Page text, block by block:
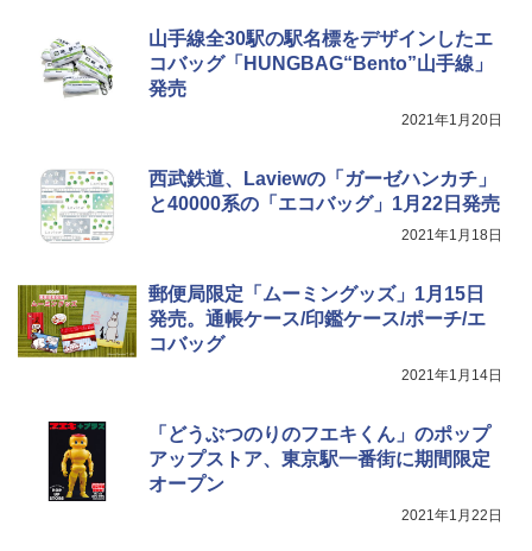
￥2,277
新しい日本地理 地図・統計・移動から読み
[キャンパーズコレクション 山善] 傘みたいに
広げるだけ パッとサッとテント ブラックコ
ーティング フルクローズ メッシュ 3-4人用
簡単設置 ポップアップテント エクルベージ
[キャンパーズコレクション 山善] 傘みたいに
広げるだけ パッとサッとテント キューブワ
ッシュ 4人用 簡単設置 ポップアップテント P
ATCW-150B エクルベージュ
￥-
ポインターライト 強力 小型 緑色/赤色/青紫色
USB充電式 高精度 超長距離照射 長時間使用
可能 安全ロック付き 高安全性 金属製耐久 コ
￥1,180
ゴムボート 空気入れ 空気抜き 自動停止 過熱
保護 日光可読lcd 7種類ノズル付き
￥7,884
山手線全30駅の駅名標をデザインしたエ
コバッグ「HUNGBAG“Bento”山手線」
発売
2021年1月20日
西武鉄道、Laviewの「ガーゼハンカチ」
と40000系の「エコバッグ」1月22日発売
2021年1月18日
郵便局限定「ムーミングッズ」1月15日
発売。通帳ケース/印鑑ケース/ポーチ/エ
コバッグ
2021年1月14日
「どうぶつのりのフエキくん」のポップ
アップストア、東京駅一番街に期間限定
オープン
2021年1月22日